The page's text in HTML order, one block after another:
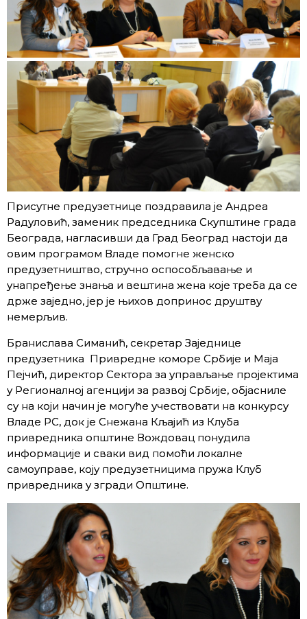
Присутне предузетнице поздравила је Андреа
Радуловић, заменик председника Скупштине града
Београда, нагласивши да Град Београд настоји да
овим програмом Владе помогне женско
предузетништво, стручно оспособљавање и
унапређење знања и вештина жена које треба да се
држе заједно, јер је њихов допринос друштву
немерљив.
Бранислава Симанић, секретар Заједнице
предузетника Привредне коморе Србије и Маја
Пејчић, директор Сектора за управљање пројектима
у Регионалној агенцији за развој Србије, објасниле
су на који начин је могуће учествовати на конкурсу
Владе РС, док је Снежана Кљајић из Клуба
привредника општине Вождовац понудила
информације и сваки вид помоћи локалне
самоуправе, коју предузетницима пружа Клуб
привредника у згради Општине.